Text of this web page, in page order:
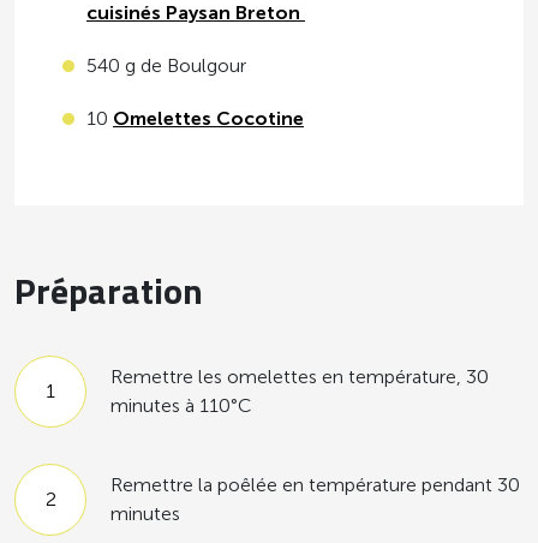
cuisinés Paysan Breton
540 g de Boulgour
10 Omelettes Cocotine
Préparation
Remettre les omelettes en température, 30
minutes à 110°C
Remettre la poêlée en température pendant 30
minutes